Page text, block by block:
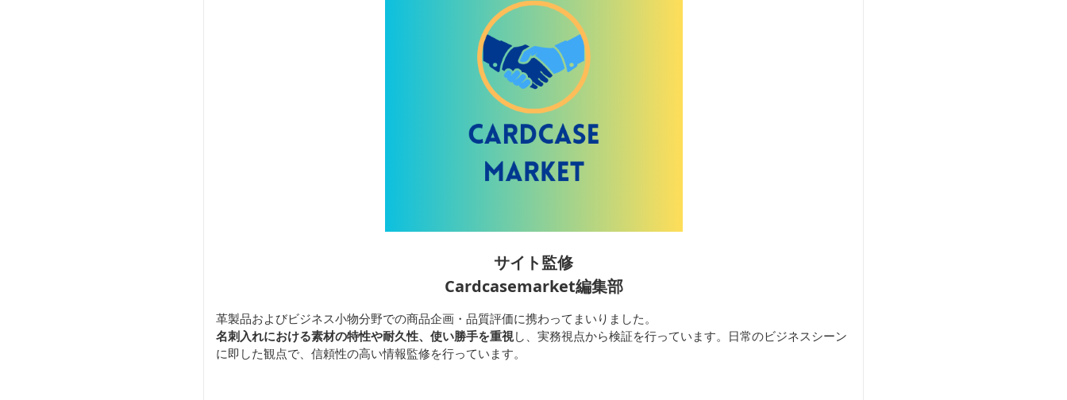
サイト監修
Cardcasemarket編集部
革製品およびビジネス小物分野での商品企画・品質評価に携わってまいりました。
名刺入れにおける素材の特性や耐久性、使い勝手を重視し、実務視点から検証を行っています。日常のビジネスシーン
に即した観点で、信頼性の高い情報監修を行っています。